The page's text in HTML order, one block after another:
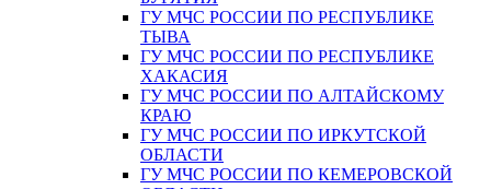
ГУ МЧС РОССИИ ПО РЕСПУБЛИКЕ
ТЫВА
ГУ МЧС РОССИИ ПО РЕСПУБЛИКЕ
ХАКАСИЯ
ГУ МЧС РОССИИ ПО АЛТАЙСКОМУ
КРАЮ
ГУ МЧС РОССИИ ПО ИРКУТСКОЙ
ОБЛАСТИ
ГУ МЧС РОССИИ ПО КЕМЕРОВСКОЙ